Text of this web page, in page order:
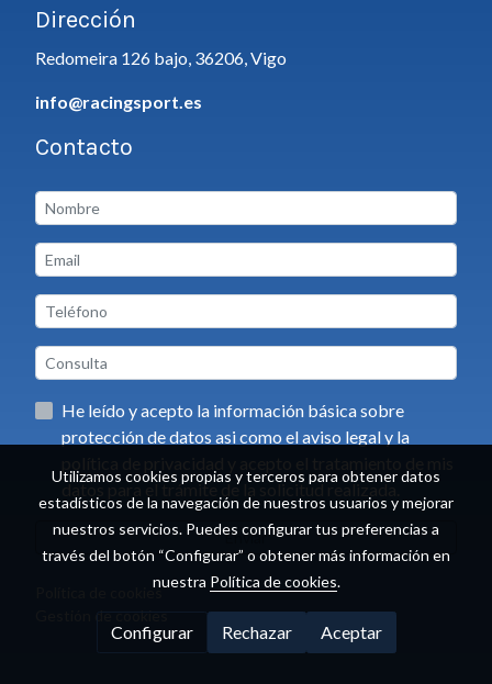
Dirección
Redomeira 126 bajo, 36206, Vigo
info@racingsport.es
Contacto
He leído y acepto la información básica sobre
protección de datos asi como el aviso legal y la
datos para el trámite de la solicitud realizada.
Enviar
Política de cookies
Utilizamos cookies propias y terceros para obtener datos
estadísticos de la navegación de nuestros usuarios y mejorar
nuestros servicios. Puedes configurar tus preferencias a
través del botón “Configurar” o obtener más información en
nuestra Política de cookies.
Configurar Rechazar Aceptar